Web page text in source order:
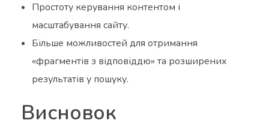
Простоту керування контентом і
масштабування сайту.
Більше можливостей для отримання
«фрагментів з відповіддю» та розширених
результатів у пошуку.
Висновок